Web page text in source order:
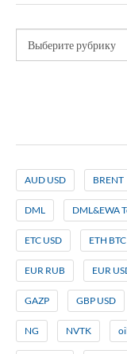
AUD USD BRENT
DML DML&EWA
ETC USD ETH BTC
EUR RUB EUR
GAZP GBP USD
NG NVTK oil